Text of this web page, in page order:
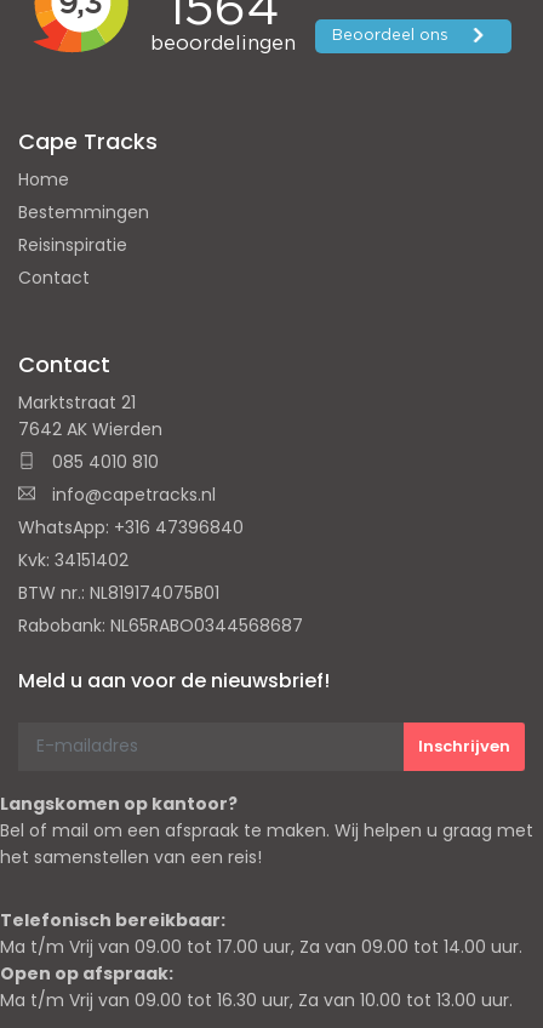
Cape Tracks
Home
Bestemmingen
Reisinspiratie
Contact
Contact
Marktstraat 21
7642 AK Wierden
085 4010 810
info@capetracks.nl
WhatsApp: +316 47396840
Kvk: 34151402
BTW nr.: NL819174075B01
Rabobank: NL65RABO0344568687
Meld u aan voor de nieuwsbrief!
Langskomen op kantoor?
Bel of mail om een afspraak te maken. Wij helpen u graag met
het samenstellen van een reis!
Telefonisch bereikbaar:
Ma t/m Vrij van 09.00 tot 17.00 uur, Za van 09.00 tot 14.00 uur.
Open op afspraak:
Ma t/m Vrij van 09.00 tot 16.30 uur, Za van 10.00 tot 13.00 uur.